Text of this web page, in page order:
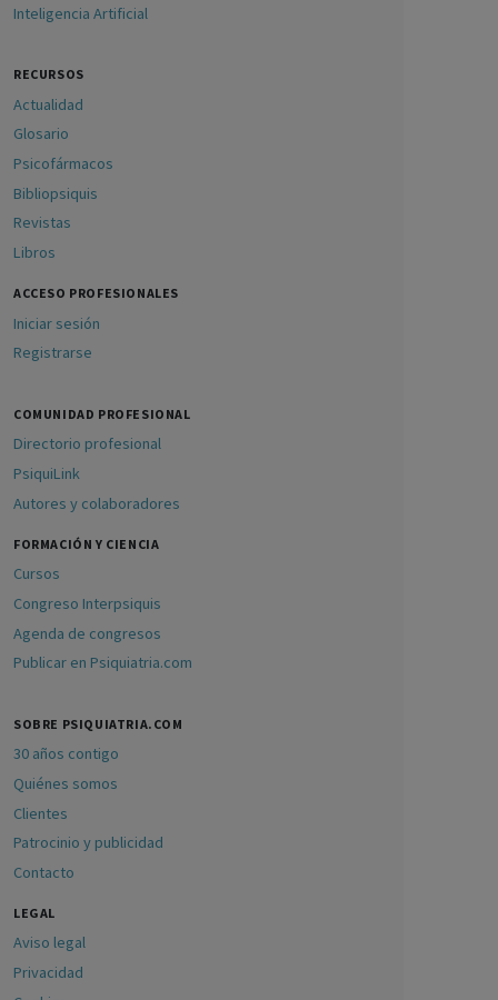
Inteligencia Artificial
RECURSOS
Actualidad
Glosario
Psicofármacos
Bibliopsiquis
Revistas
Libros
ACCESO PROFESIONALES
Iniciar sesión
Registrarse
COMUNIDAD PROFESIONAL
Directorio profesional
PsiquiLink
Autores y colaboradores
FORMACIÓN Y CIENCIA
Cursos
Congreso Interpsiquis
Agenda de congresos
Publicar en Psiquiatria.com
SOBRE PSIQUIATRIA.COM
30 años contigo
Quiénes somos
Clientes
Patrocinio y publicidad
Contacto
LEGAL
Aviso legal
Privacidad